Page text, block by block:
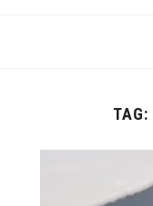
TAG: